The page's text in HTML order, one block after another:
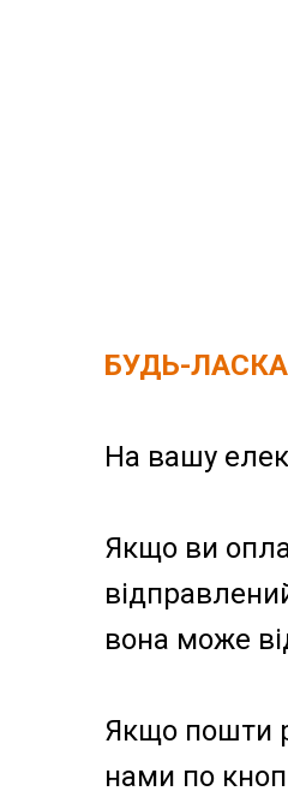
БУДЬ-
На вашу
Якщо ви
вона може
Якщо пошти
нами по